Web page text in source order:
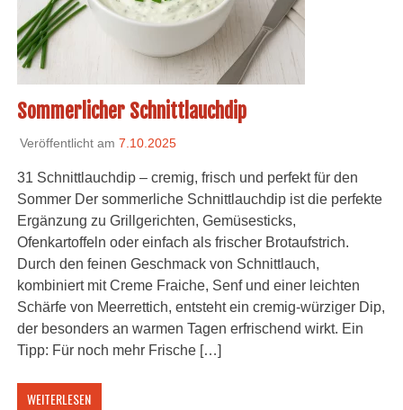
Sommerlicher Schnittlauchdip
Veröffentlicht am 7.10.2025
31 Schnittlauchdip – cremig, frisch und perfekt für den
Sommer Der sommerliche Schnittlauchdip ist die perfekte
Ergänzung zu Grillgerichten, Gemüsesticks,
Ofenkartoffeln oder einfach als frischer Brotaufstrich.
Durch den feinen Geschmack von Schnittlauch,
kombiniert mit Creme Fraiche, Senf und einer leichten
Schärfe von Meerrettich, entsteht ein cremig-würziger Dip,
der besonders an warmen Tagen erfrischend wirkt. Ein
Tipp: Für noch mehr Frische […]
WEITERLESEN